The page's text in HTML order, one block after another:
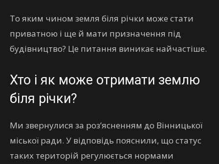
То яким чином земля біля річки може стати
приватною і ще й мати призначення під
будівництво? Це питання виникає найчастіше.
Хто і як може отримати землю
біля річки?
Ми звернулися за роз’ясненням до Вінницької
міської ради. У відповідь пояснили, що статус
таких територій регулюється нормами